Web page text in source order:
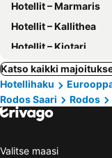
Hotellit – Marmaris
Hotellit – Kallithea
Hotellit – Kiotari
Katso kaikki
Hotellihaku
Rodos Saari
Rodos
Valitse maasi